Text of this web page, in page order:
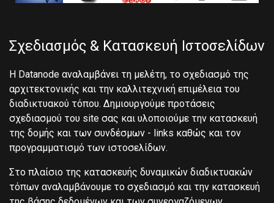
Σχεδιασμός & Κατασκευή Ιστοσελίδων
Η Datanode αναλαμβάνει τη μελέτη, το σχεδιασμό της
αρχιτεκτονικής και την καλλιτεχνική επιμέλεια του
διαδικτυακού τόπου. Δημιουργούμε προτάσεις
σχεδιασμού του site σας και υλοποιούμε την κατασκευή
της δομής και των συνδέσμων - links καθώς και τον
προγραμματισμό των ιστοσελίδων.
Στο πλαίσιο της κατασκευής δυναμικών διαδικτυακών
τόπων αναλαμβάνουμε το σχεδιασμό και την κατασκευή